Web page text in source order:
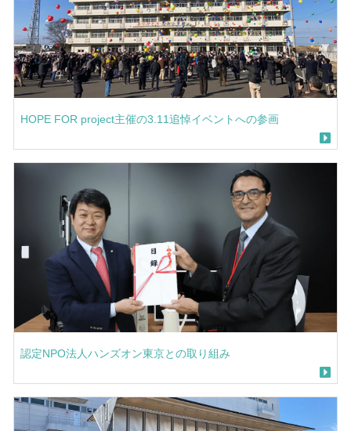
HOPE FOR project主催の3.11追悼イベントへの参画
認定NPO法人ハンズオン東京との取り組み